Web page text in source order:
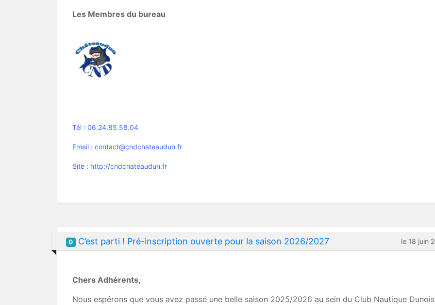
Les Membres du bureau
Tél : 06.24.85.58.04
Email : contact@cndchateaudun.fr
Site : http://cndchateaudun.fr
0 C’est parti ! Pré-inscription ouverte pour la saison 2026/2027 le 18 juin
Chers Adhérents,
Nous espérons que vous avez passé une belle saison 2025/2026 au sein du Club Nautique Dunois